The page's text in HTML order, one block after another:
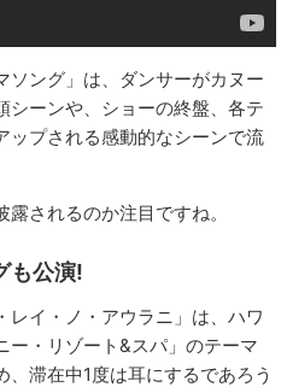
ソング」は、ダンサーがカヌー
シーンや、ショーの終盤、各テ
ップされる感動的なシーンで流
されるのか注目ですね。
も公演!
レイ・ノ・アウラニ」は、ハワ
ー・リゾート&スパ」のテーマ
滞在中1度は耳にするであろう